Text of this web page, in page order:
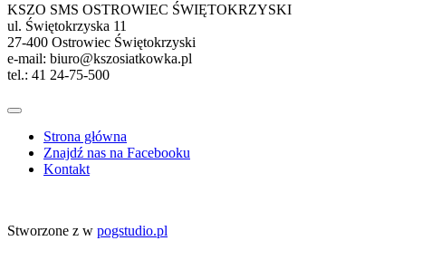
KSZO SMS OSTROWIEC ŚWIĘTOKRZYSKI
ul. Świętokrzyska 11
27-400 Ostrowiec Świętokrzyski
e-mail: biuro@kszosiatkowka.pl
tel.: 41 24-75-500
Strona główna
Znajdź nas na Facebooku
Kontakt
Stworzone z w pogstudio.pl